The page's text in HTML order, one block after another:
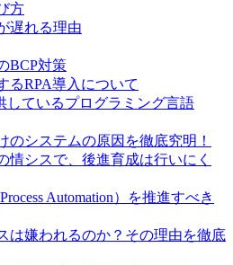
方
遅れる理由
BCP対策
るRPA導入について
しているプログラミング言語
のシステムの原因を徹底究明！
情シスで、後進育成は行いにく
Automation）を推進すべき
は嫌われるのか？その理由を徹底